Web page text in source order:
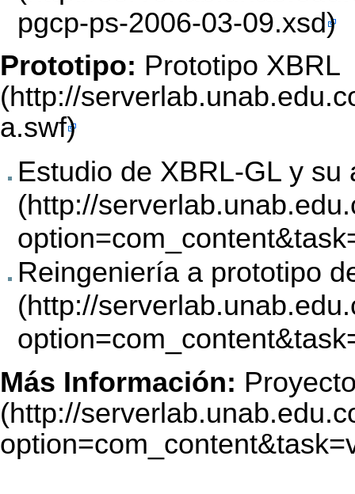
Prototipo: Prototipo XBRL
Estudio de XBRL-GL y
Reingeniería a prototipo
Más Información: